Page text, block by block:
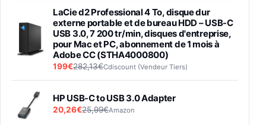
LaCie d2 Professional 4 To, disque dur
externe portable et de bureau HDD – USB-C
USB 3.0, 7 200 tr/min, disques d'entreprise,
pour Mac et PC, abonnement de 1 mois à
Adobe CC (STHA4000800)
199€282,13€Cdiscount (Vendeur Tiers)
HP USB-C to USB 3.0 Adapter
20,26€25,99€Amazon